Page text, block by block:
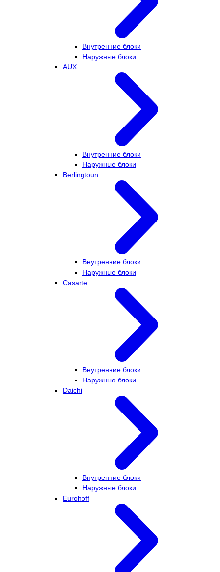
Внутренние блоки
Наружные блоки
AUX
Внутренние блоки
Наружные блоки
Berlingtoun
Внутренние блоки
Наружные блоки
Casarte
Внутренние блоки
Наружные блоки
Daichi
Внутренние блоки
Наружные блоки
Eurohoff